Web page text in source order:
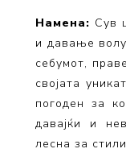
Намена: Сув
и давање
себумот,
својата
погоден за
давајќи и
лесна за